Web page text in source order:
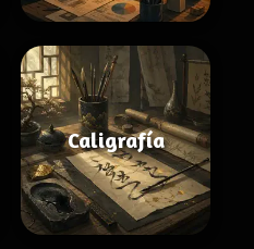
Caligrafía